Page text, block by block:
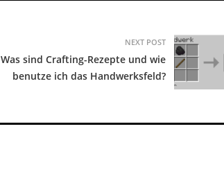
NEXT POST
Was sind Crafting-Rezepte und wie
benutze ich das Handwerksfeld?